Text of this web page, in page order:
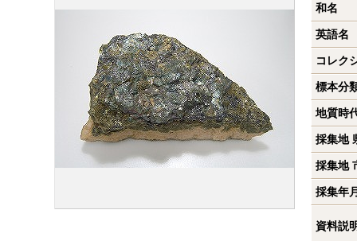
和名
英語名
コレク
標本分
地質時
採集地
採集地
採集年
資料説